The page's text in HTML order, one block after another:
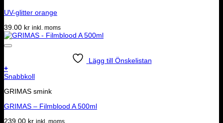
UV-glitter orange
39.00 kr inkl. moms
Lägg till Önskelistan
+
Snabbkoll
GRIMAS smink
GRIMAS – Filmblood A 500ml
239.00 kr